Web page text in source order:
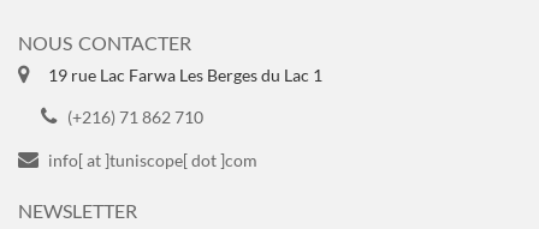
NOUS CONTACTER
19 rue Lac Farwa Les Berges du Lac 1
(+216) 71 862 710
info[ at ]tuniscope[ dot ]com
NEWSLETTER